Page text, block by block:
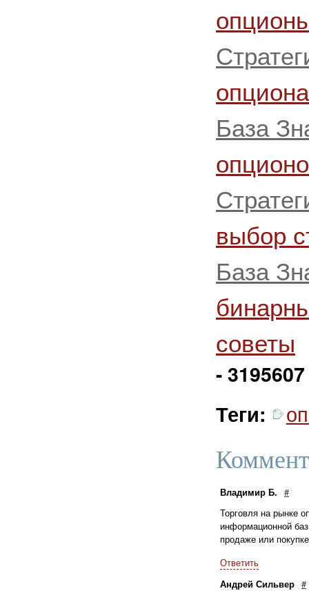
База
выбор
База
советы
- 3195607
Теги:
Владимир Б. #
Торговля на рынке
информационной
продаже или
Ответить
Андрей Сильвер #